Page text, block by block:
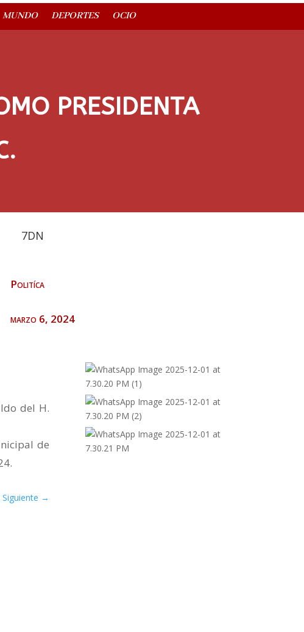
MUNDO DEPORTES OCIO
PRESIDENTA
7DN
Politíca
marzo 6, 2024
del H.
de
→